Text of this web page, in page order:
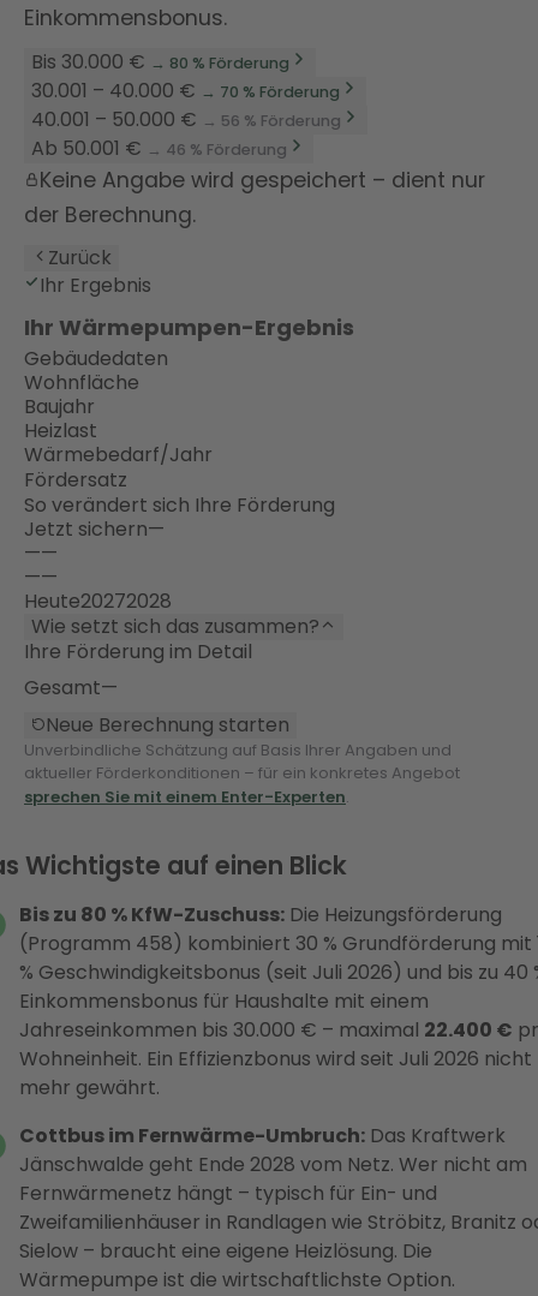
Einkommensbonus.
Bis 30.000 € → 80 % Förderung
30.001 – 40.000 € → 70 % Förderung
40.001 – 50.000 € → 56 % Förderung
Ab 50.001 € → 46 % Förderung
Keine Angabe wird gespeichert – dient nur
der Berechnung.
Zurück
Ihr Ergebnis
Ihr Wärmepumpen-Ergebnis
Gebäudedaten
Wohnfläche
Baujahr
Heizlast
Wärmebedarf/Jahr
Fördersatz
So verändert sich Ihre Förderung
Jetzt sichern—
——
——
Heute20272028
Wie setzt sich das zusammen?
Ihre Förderung im Detail
Gesamt—
Neue Berechnung starten
Unverbindliche Schätzung auf Basis Ihrer Angaben und
aktueller Förderkonditionen – für ein konkretes Angebot
sprechen Sie mit einem Enter-Experten.
Wichtigste auf einen Blick
Bis zu 80 % KfW-Zuschuss:Die Heizungsförderung
(Programm 458) kombiniert 30 % Grundförderung mit
% Geschwindigkeitsbonus (seit Juli 2026) und bis zu 40
Einkommensbonus für Haushalte mit einem
Jahreseinkommen bis 30.000 € – maximal 22.400 €
Wohneinheit. Ein Effizienzbonus wird seit Juli 2026 nicht
mehr gewährt.
Cottbus im Fernwärme-Umbruch:Das Kraftwerk
Jänschwalde geht Ende 2028 vom Netz. Wer nicht am
Fernwärmenetz hängt – typisch für Ein- und
Zweifamilienhäuser in Randlagen wie Ströbitz, Branitz
Sielow – braucht eine eigene Heizlösung. Die
Wärmepumpe ist die wirtschaftlichste Option.